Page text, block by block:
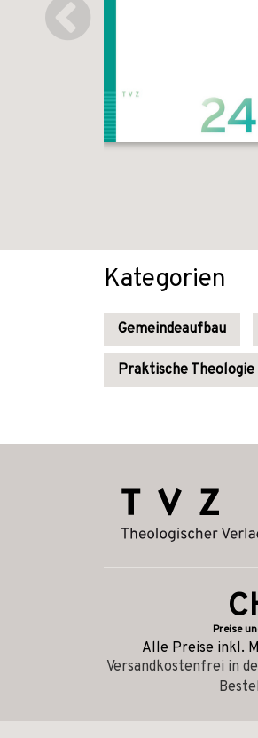
Kategorien
Gemeindeaufbau
Praktische Theologie
Preise
Alle Preise inkl.
Versandkostenfrei in